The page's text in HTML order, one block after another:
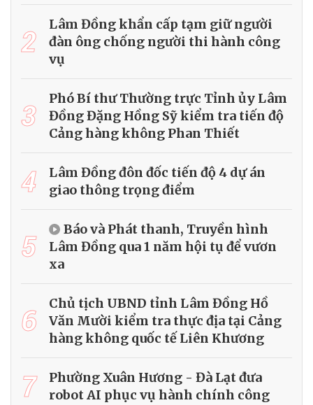
2
Lâm Đồng khẩn cấp tạm giữ người
đàn ông chống người thi hành công
vụ
3
Phó Bí thư Thường trực Tỉnh ủy Lâm
Đồng Đặng Hồng Sỹ kiểm tra tiến độ
Cảng hàng không Phan Thiết
4
Lâm Đồng đôn đốc tiến độ 4 dự án
giao thông trọng điểm
5
Báo và Phát thanh, Truyền hình
Lâm Đồng qua 1 năm hội tụ để vươn
xa
6
Chủ tịch UBND tỉnh Lâm Đồng Hồ
Văn Mười kiểm tra thực địa tại Cảng
hàng không quốc tế Liên Khương
7
Phường Xuân Hương - Đà Lạt đưa
robot AI phục vụ hành chính công